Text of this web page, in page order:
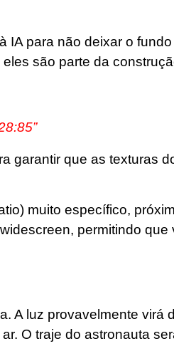
IA para não deixar o
são parte da
garantir que as texturas
muito específico,
permitindo
A luz provavelmente virá
O traje do astronauta